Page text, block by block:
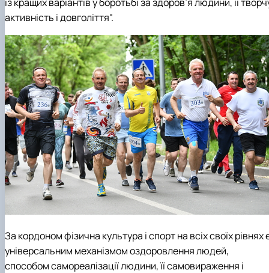
активність і довголіття".
За кордоном фізична культура і спорт на всіх своїх рівнях
універсальним механізмом оздоровлення людей,
способом самореалізації людини, її самовираження і